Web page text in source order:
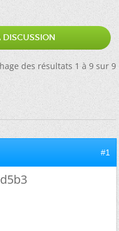
DISCUSSION
des résultats 1 à 9 sur 9
#1